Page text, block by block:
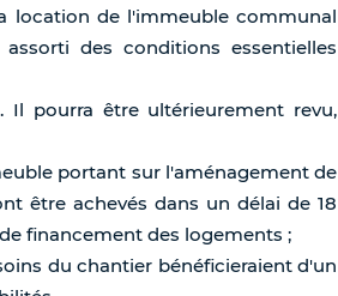
location de l'immeuble communal
des conditions essentielles
pourra être ultérieurement revu,
portant sur l'aménagement de
être achevés dans un délai de 18
financement des logements ;
du chantier bénéficieraient d'un